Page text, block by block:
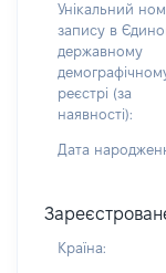
Унікальний
запису в
державному
реєстрі (за
наявності):
Дата
Країна: